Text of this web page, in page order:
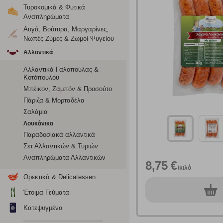
Τυροκομικά & Φυτικά
Αναπληρώματα
Αυγά, Βούτυρα, Μαργαρίνες,
Νωπές Ζύμες & Ζωμοί Ψυγείου
Αλλαντικά
Αλλαντικά Γαλοπούλας &
Κοτόπουλου
Μπέικον, Ζαμπόν & Προσούτο
Πάριζα & Μορταδέλα
Σαλάμια
Λουκάνικα
Παραδοσιακά αλλαντικά
Σετ Αλλαντικών & Τυριών
Αναπληρώματα Αλλαντικών
Ορεκτικά & Delicatessen
Έτοιμα Γεύματα
Κατεψυγμένα
8,75 €/κιλό
0τεμ.
Ενημέρωση